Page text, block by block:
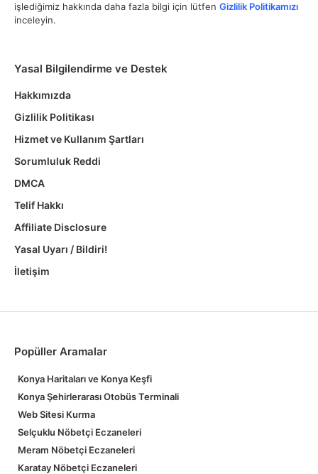
işlediğimiz hakkında daha fazla bilgi için lütfen Gizlilik Politikamızı
inceleyin.
Yasal Bilgilendirme ve Destek
Hakkımızda
Gizlilik Politikası
Hizmet ve Kullanım Şartları
Sorumluluk Reddi
DMCA
Telif Hakkı
Affiliate Disclosure
Yasal Uyarı / Bildiri!
İletişim
Popüller Aramalar
Konya Haritaları ve Konya Keşfi
Konya Şehirlerarası Otobüs Terminali
Web Sitesi Kurma
Selçuklu Nöbetçi Eczaneleri
Meram Nöbetçi Eczaneleri
Karatay Nöbetçi Eczaneleri